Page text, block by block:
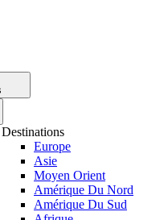
Destinations
Europe
Asie
Moyen Orient
Amérique Du Nord
Amérique Du Sud